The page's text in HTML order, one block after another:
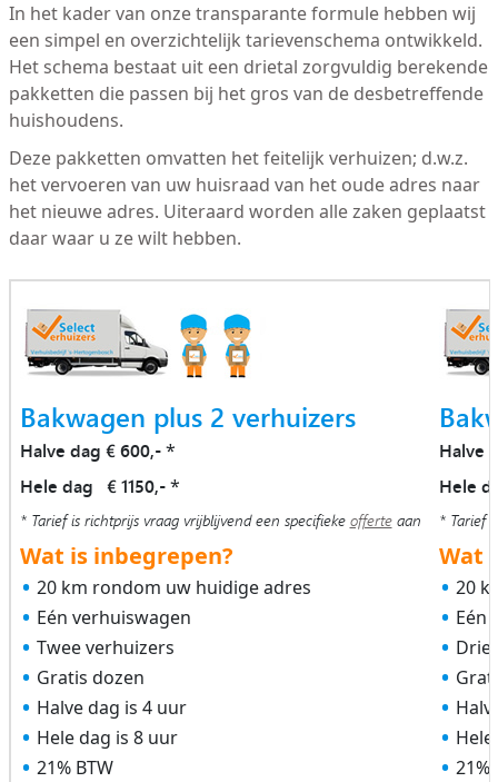
In het kader van onze transparante formule hebben wij
een simpel en overzichtelijk tarievenschema ontwikkeld.
Het schema bestaat uit een drietal zorgvuldig berekende
pakketten die passen bij het gros van de desbetreffende
huishoudens.
Deze pakketten omvatten het feitelijk verhuizen; d.w.z.
het vervoeren van uw huisraad van het oude adres naar
het nieuwe adres. Uiteraard worden alle zaken geplaatst
daar waar u ze wilt hebben.
Bakwagen plus 2 verhuizers
Halve dag € 600,-*
Hele dag € 1150,-*
* Tarief is richtprijs vraag vrijblijvend een specifieke offerteaan
Wat is inbegrepen?
20 km rondom uw huidige adres
Eén verhuiswagen
Twee verhuizers
Gratis dozen
Halve dag is 4 uur
Hele dag is 8 uur
21% BTW
Halve
Hele
* Tarief
Wat
20
Eén
Drie
21%